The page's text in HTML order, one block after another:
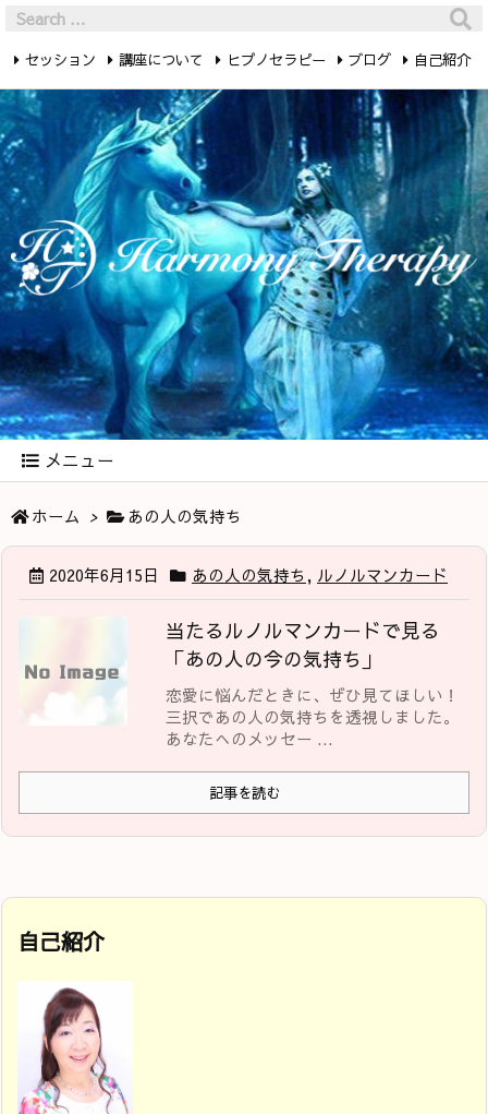
メニュー
セッション 講座について ヒプノセラピー ブログ 自己紹介
最新記事 お問い合わせ
ホーム > あの人の気持ち
2020年6月15日 あの人の気持ち , ルノルマンカード
当たるルノルマンカードで見る
「あの人の今の気持ち」
恋愛に悩んだときに、ぜひ見てほしい！
三択であの人の気持ちを透視しました。
あなたへのメッセー ...
記事を読む
自己紹介